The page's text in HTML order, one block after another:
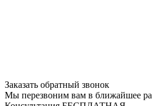
Заказать обратный звонок
Мы перезвоним вам в ближайшее